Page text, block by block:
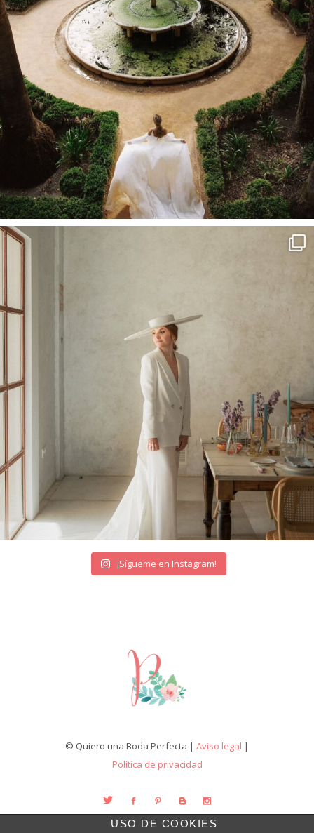
¡Sígueme en Instagram!
© Quiero una Boda Perfecta | Aviso legal |
Política de privacidad
USO DE COOKIES